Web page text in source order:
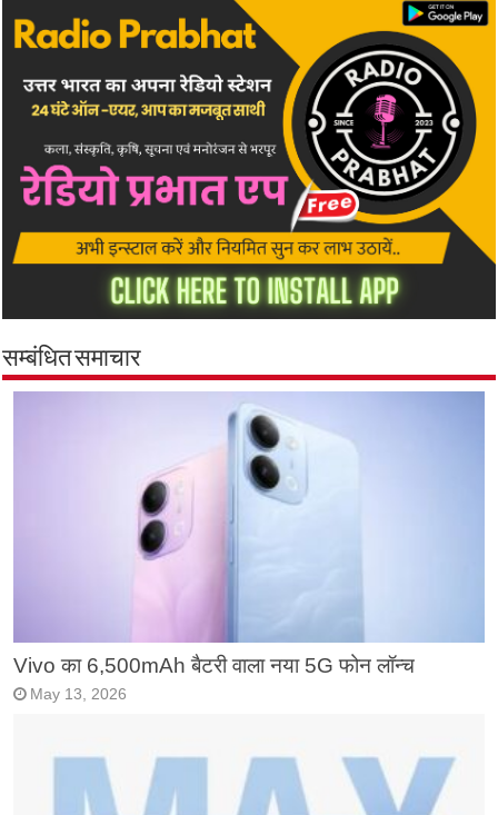
सम्बंधित समाचार
Vivo का 6,500mAh बैटरी वाला नया 5G फोन लॉन्च
May 13, 2026